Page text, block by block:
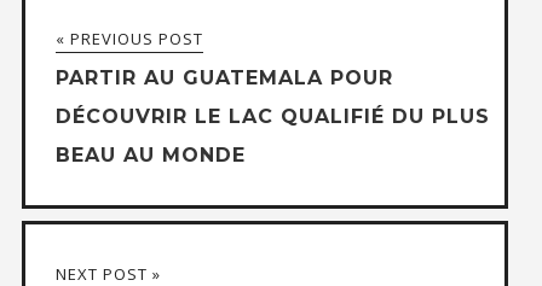
« PREVIOUS POST
PARTIR AU GUATEMALA POUR
DÉCOUVRIR LE LAC QUALIFIÉ DU PLUS
BEAU AU MONDE
NEXT POST »